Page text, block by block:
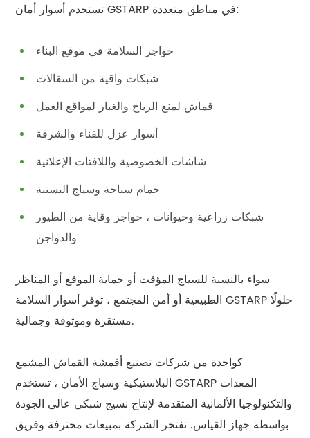
تستخدم أسوار أمان GSTARP في مناطق متعددة:
حواجز السلامة في موقع البناء
شبكات واقية من السقالات
قماش لمنع الرياح والغبار لمواقع العمل
أسوار عزل للفناء والشرفة
شاشات الخصوصية واللافتات الإعلانية
حمام سباحة وسياج البستنة
شبكات زراعية وحيوانات ، حواجز وقاية من الطيور
والدواجن
سواء بالنسبة للسياج المؤقت أو حماية الموقع أو المناظر
الطبيعية أو أمن المجتمع ، توفر أسوار السلامة GSTARP حلولًا
مستقرة وموثوقة وجمالية.
كواحدة من شركات تصنيع أقمشة القماش المشمع
البلاستيكية وسياج الأمان ، تستخدم GSTARP المعدات
والتكنولوجيا الألمانية المتقدمة لإنتاج نسيج شبكي عالي الجودة
بواسطة جهاز القياس. تفتخر الشركة بمبيعات محترفة وفريق